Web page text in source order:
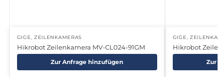
GIGE, ZEILENKAMERAS
Hikrobot Zeilenkamera MV-CL024-91GM
Zur Anfrage hinzufügen
GIGE,
Hikrobot